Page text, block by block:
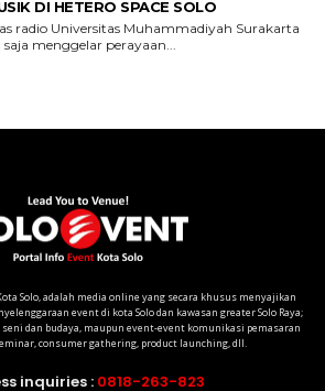
Solo, adalah media online yang secara khusus menyajikan
event di kota Solo dan kawasan greater Solo Raya;
dan budaya, maupun event-event komunikasi pemasaran
consumer gathering, product launching, dll.
inquiries : 0818-263-823